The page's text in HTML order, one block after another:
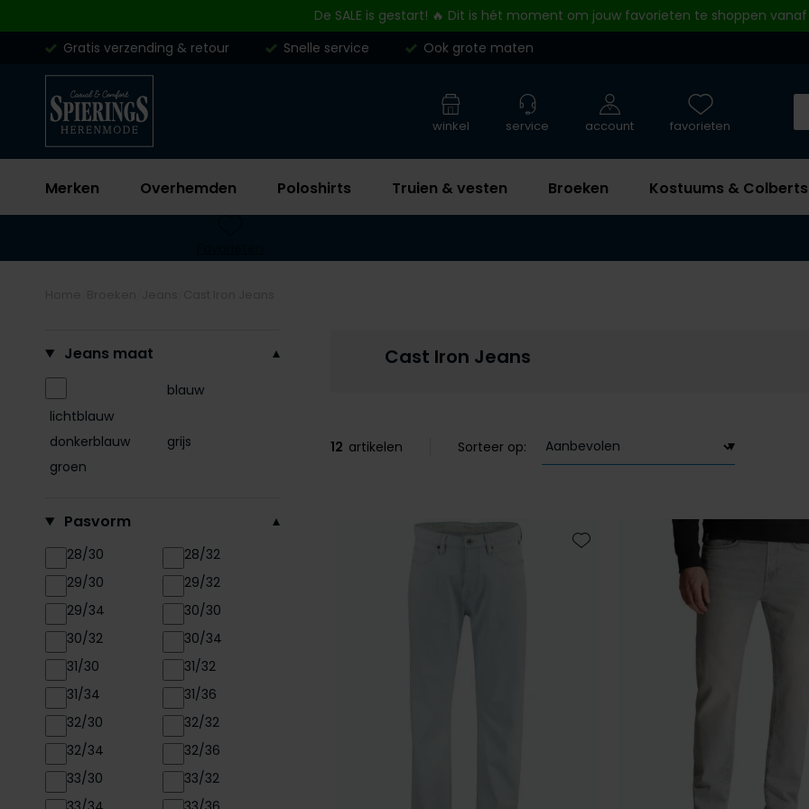
De SALE is gestart! 🔥 Dit is hét moment om jouw favorieten te shoppen vanaf
Gratis verzending & retour
Snelle service Ook grote maten
Merken Overhemden Poloshirts Truien & vesten Broeken Kostuums & Colberts
winkel service account favorieten
Cast Iron Jeans
Jeans maat
lichtblauw
blauw
donkerblauw
grijs
groen
Pasvorm
28/30
28/32
29/30
29/32
29/34
30/30
30/32
30/34
31/30
31/32
31/34
31/36
32/30
32/32
32/34
32/36
33/30
33/32
12 artikelen Sorteer op:
Toevoegen aan favorieten